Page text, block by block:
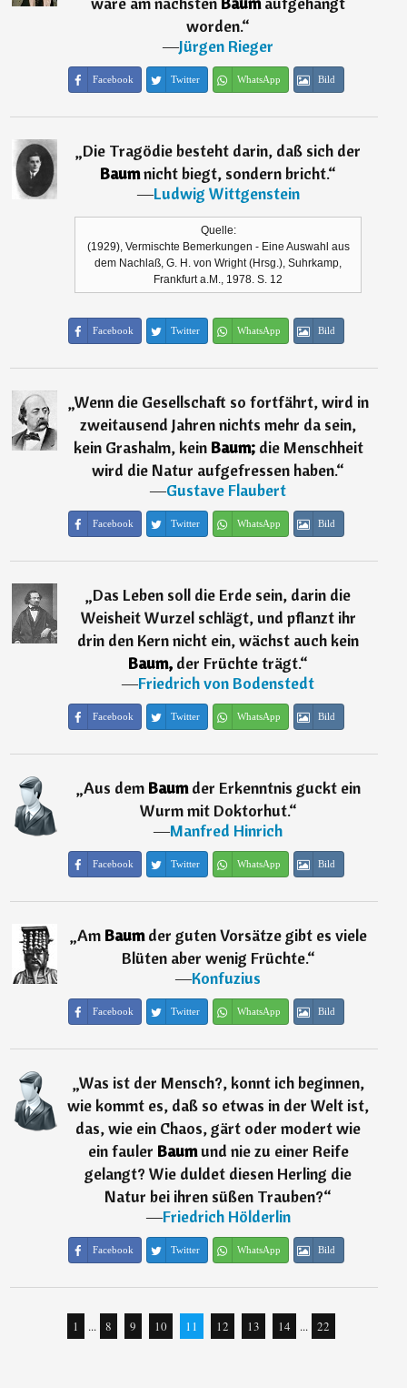
worden.“
―Jürgen Rieger
Facebook Twitter WhatsApp Bild
„Die Tragödie besteht darin, daß sich der
Baumnicht biegt, sondern bricht.“
―Ludwig Wittgenstein
Quelle:
(1929), Vermischte Bemerkungen - Eine Auswahl aus
dem Nachlaß, G. H. von Wright (Hrsg.), Suhrkamp,
Frankfurt a.M., 1978. S. 12
Facebook Twitter WhatsApp Bild
„Wenn die Gesellschaft so fortfährt, wird in
zweitausend Jahren nichts mehr da sein,
kein Grashalm, keinBaum;die Menschheit
wird die Natur aufgefressen haben.“
―Gustave Flaubert
Facebook Twitter WhatsApp Bild
„Das Leben soll die Erde sein, darin die
Weisheit Wurzel schlägt, und pflanzt ihr
drin den Kern nicht ein, wächst auch kein
Baum, der Früchte trägt.“
―Friedrich von Bodenstedt
Facebook Twitter WhatsApp Bild
„Aus demBaumder Erkenntnis guckt ein
Wurm mit Doktorhut.“
―Manfred Hinrich
Facebook Twitter WhatsApp Bild
„AmBaumder guten Vorsätze gibt es viele
Blüten aber wenig Früchte.“
―Konfuzius
Facebook Twitter WhatsApp Bild
„Was ist der Mensch?, konnt ich beginnen,
wie kommt es, daß so etwas in der Welt ist,
das, wie ein Chaos, gärt oder modert wie
ein fauler Baumund nie zu einer Reife
gelangt? Wie duldet diesen Herling die
Natur bei ihren süßen Trauben?“
―Friedrich Hölderlin
Facebook Twitter WhatsApp Bild
1 ... 8 9 10 11 12 13 14 ... 22